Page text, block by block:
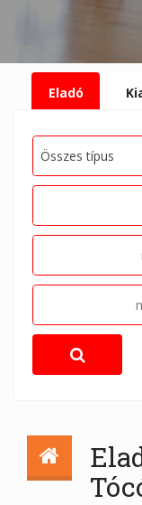
Eladó
Összes típus